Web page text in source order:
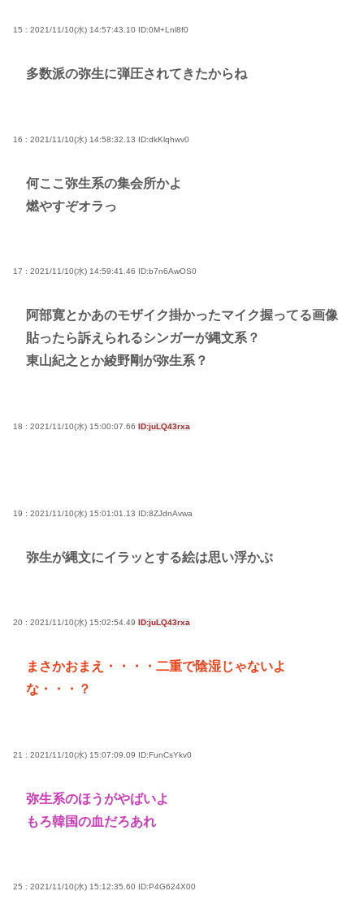
15 : 2021/11/10(水) 14:57:43.10 ID:0M+Lnl8f0
多数派の弥生に弾圧されてきたからね
16 : 2021/11/10(水) 14:58:32.13 ID:dkKlqhwv0
何ここ弥生系の集会所かよ
燃やすぞオラっ
17 : 2021/11/10(水) 14:59:41.46 ID:b7n6AwOS0
阿部寛とかあのモザイク掛かったマイク握ってる画像
貼ったら訴えられるシンガーが縄文系？
東山紀之とか綾野剛が弥生系？
18 : 2021/11/10(水) 15:00:07.66 ID:juLQ43rxa
19 : 2021/11/10(水) 15:01:01.13 ID:8ZJdnAvwa
弥生が縄文にイラッとする絵は思い浮かぶ
20 : 2021/11/10(水) 15:02:54.49 ID:juLQ43rxa
まさかおまえ・・・・二重で陰湿じゃないよ
な・・・？
21 : 2021/11/10(水) 15:07:09.09 ID:FunCsYkv0
弥生系のほうがやばいよ
もろ韓国の血だろあれ
25 : 2021/11/10(水) 15:12:35.60 ID:P4G624X00